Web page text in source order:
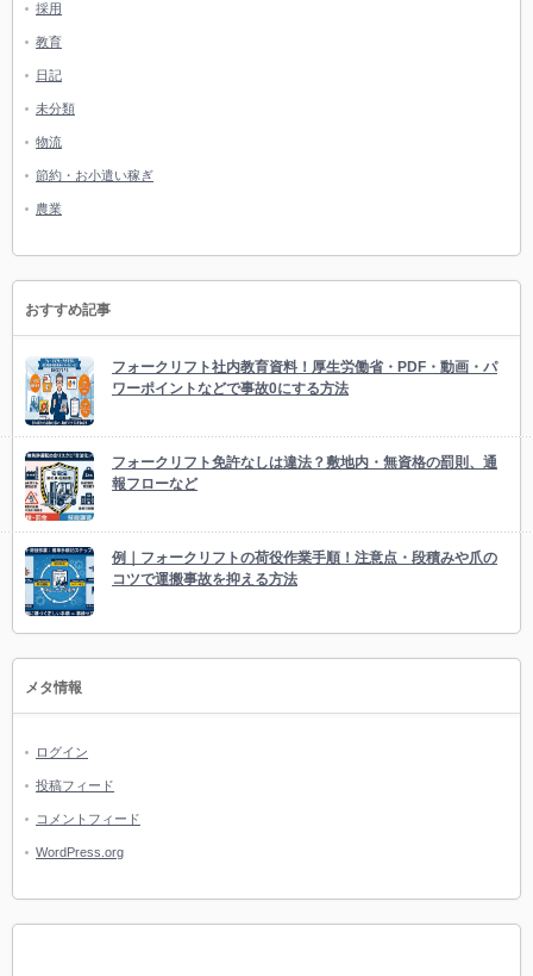
採用
教育
日記
未分類
物流
節約・お小遣い稼ぎ
農業
おすすめ記事
フォークリフト社内教育資料！厚生労働省・PDF・動画・パ
ワーポイントなどで事故0にする方法
フォークリフト免許なしは違法？敷地内・無資格の罰則、通
報フローなど
例｜フォークリフトの荷役作業手順！注意点・段積みや爪の
コツで運搬事故を抑える方法
メタ情報
ログイン
投稿フィード
コメントフィード
WordPress.org